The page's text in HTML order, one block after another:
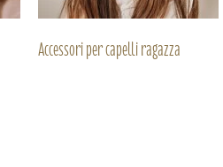
Accessori per capelli ragazza